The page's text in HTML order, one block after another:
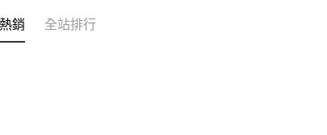
銷 全站排行